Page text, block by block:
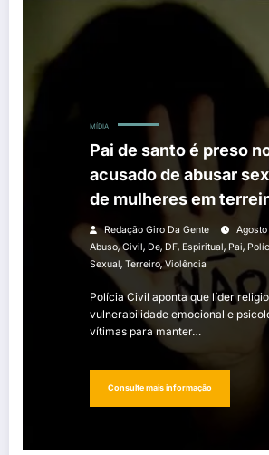
MÍDIA
Pai de santo é preso
acusado de abusar
de mulheres em
pretexto de
espiritual”
Redação Giro Da Gente
Agosto
Abuso,Civil, De, DF, Espiritual, Pai,
Sexual, Terreiro,Violência
Polícia Civil aponta que líder
vulnerabilidade emocional e
vítimas para manter…
Consulte mais informação